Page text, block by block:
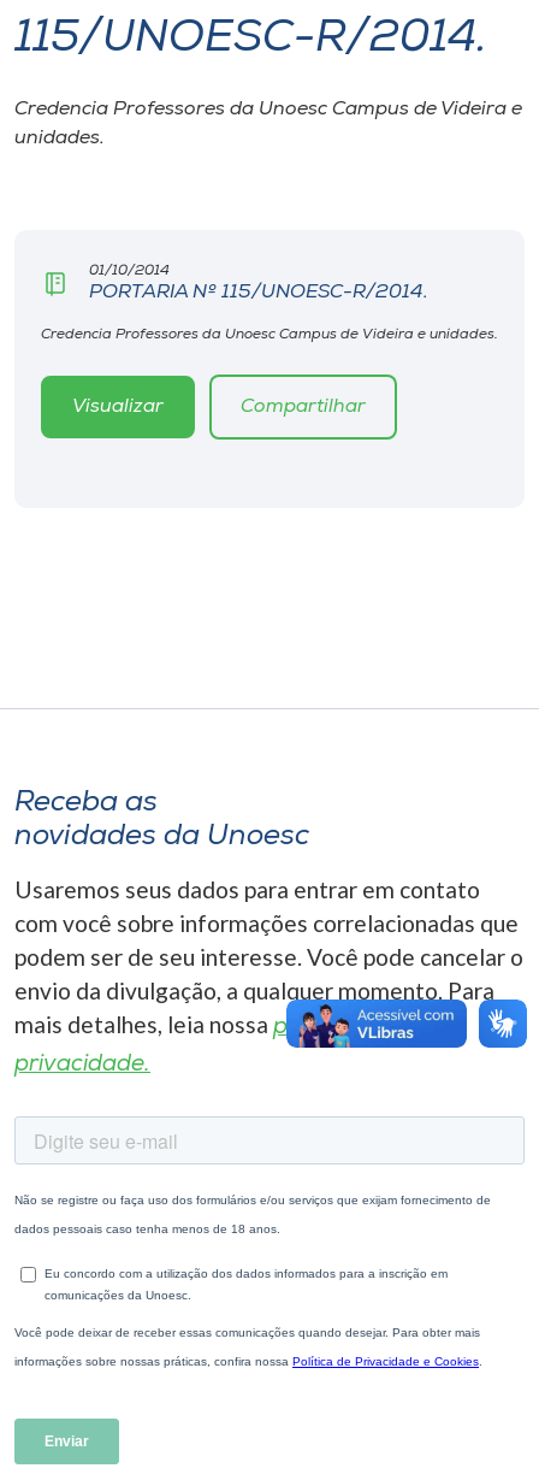
I.nova
Diplomados
CPA
Biblioteca
Editora
o idioma
A+
A-
115/UNOESC-R/2014.
Credencia Professores da Unoesc Campus de Videira e
unidades.
01/10/2014
PORTARIA Nº 115/UNOESC-R/2014.
Credencia Professores da Unoesc Campus de Videira e unidades.
Visualizar Compartilhar
Receba as
novidades da Unoesc
Usaremos seus dados para entrar em contato
com você sobre informações correlacionadas que
podem ser de seu interesse. Você pode cancelar o
envio da divulgação, a qualquer momento. Para
mais detalhes, leia nossa política de
privacidade.